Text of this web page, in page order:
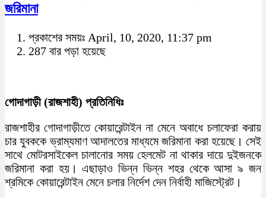
জরিমানা
প্রকাশের সময়ঃ April, 10, 2020, 11:37 pm
287 বার পড়া হয়েছে
গোদাগাড়ী (রাজশাহী) প্রতিনিধিঃ
রাজশাহীর গোদাগাড়ীতে কোয়ারেন্টাইন না মেনে অবাধে চলাফেরা করায়
চার যুবককে ভ্রাম্যমাণ আদালতের মাধ্যমে জরিমানা করা হয়েছে। সেই
সাথে মোটরসাইকেল চালানোর সময় হেলমেট না থাকার দায়ে দুইজনকে
জরিমানা করা হয়। এছাড়াও ভিন্ন ভিন্ন শহর থেকে আসা ৯ জন
শ্রমিকে কোয়ারেন্টাইন মেনে চলার নির্দেশ দেন নির্বাহী মাজিস্ট্রেট।